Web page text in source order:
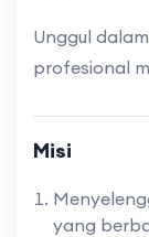
Unggul
profesional
Misi
yang